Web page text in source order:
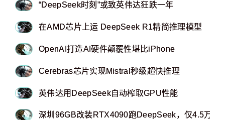
“DeepSeek时刻”或致英伟达狂跌一年
在AMD芯片上运 DeepSeek R1精简推理模型
OpenAI打造AI硬件颠覆性堪比iPhone
Cerebras芯片实现Mistral秒级超快推理
英伟达用DeepSeek自动榨取GPU性能
深圳96GB改装RTX4090跑DeepSeek，仅4.5万美